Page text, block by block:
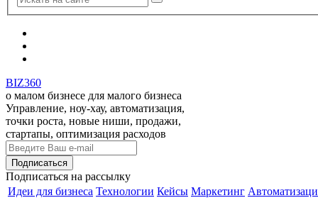
BIZ360
о малом бизнесе для малого бизнеса
Управление, ноу-хау, автоматизация,
точки роста, новые ниши, продажи,
стартапы, оптимизация расходов
Подписаться на рассылку
Идеи для бизнеса Технологии Кейсы Маркетинг